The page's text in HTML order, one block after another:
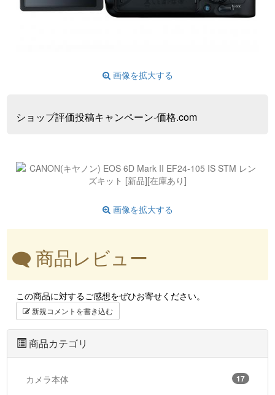
画像を拡大する
ショップ評価投稿キャンペーン-価格.com
画像を拡大する
商品レビュー
この商品に対するご感想をぜひお寄せください。
新規コメントを書き込む
商品カテゴリ
カメラ本体 17